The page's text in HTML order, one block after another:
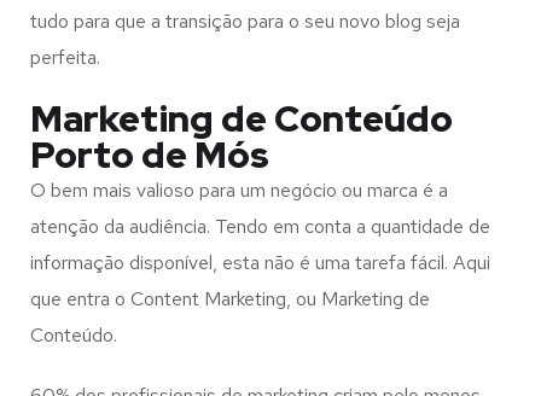
tudo para que a transição para o seu novo blog seja
perfeita.
Marketing de Conteúdo
Porto de Mós
O bem mais valioso para um negócio ou marca é a
atenção da audiência. Tendo em conta a quantidade de
informação disponível, esta não é uma tarefa fácil. Aqui
que entra o Content Marketing, ou Marketing de
Conteúdo.